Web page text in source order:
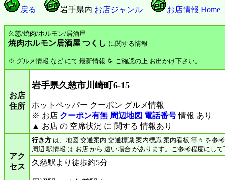
戻る 岩手県内 お店ジャンル お店情報 Home
久慈/焼肉/ホルモン/居酒屋
焼肉ホルモン居酒屋 つくし に関する情報
※ グルメ情報 など にて 最新情報 を ご確認の上 お出かけ下さい。
お店
住所
岩手県久慈市川崎町6-15
ホットペッパー クーポン グルメ情報
※ お店 クーポン有無 周辺地図 電話番号情報 あり
▲ お店 の 空席状況 に 関する 情報あり
アク
セス
行き方 は、地図 交通案内 交通標識 案内標識 案内看板 等々 を参
周辺 駅情報 は お店 から 遠い場合 があります。ご参考程度にし
久慈駅より徒歩約5分